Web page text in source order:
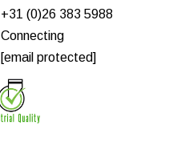
+31 (0)26 383 5988
Connecting
[email protected]